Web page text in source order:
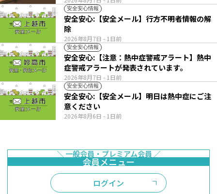
安全安心情報
2026年8月7日 - 1日前
安全安心:【安全メール】行方不明者情報の解
除
安全安心情報
2026年8月7日 - 1日前
安全安心:【注意：熱中症警戒アラート】熱中
症警戒アラートが発表されています。
安全安心情報
2026年8月6日 - 1日前
安全安心:【安全メール】明日は熱中症にご注
意ください
ログイン